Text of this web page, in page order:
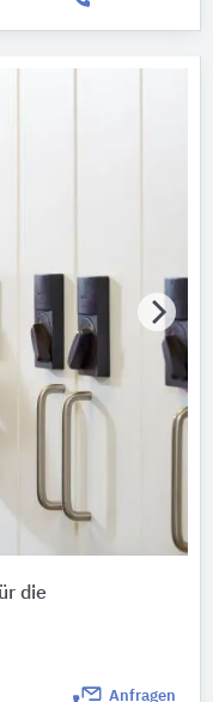
die
Anfragen